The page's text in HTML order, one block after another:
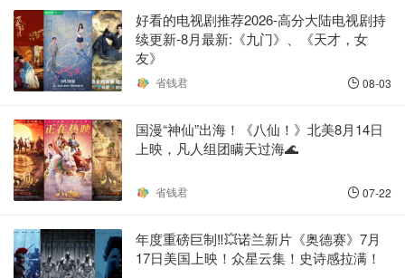
好看的电视剧推荐2026-高分大陆电视剧持
续更新-8月最新:《九门》、《天才，女
友》
省钱君 08-03
国漫“神仙”出海！《八仙！》北美8月14日
上映，凡人组团瞒天过海🌊
省钱君 07-22
年度重磅巨制‼️💥诺兰新片《奥德赛》7月
17日美国上映！众星云集！史诗感拉满！